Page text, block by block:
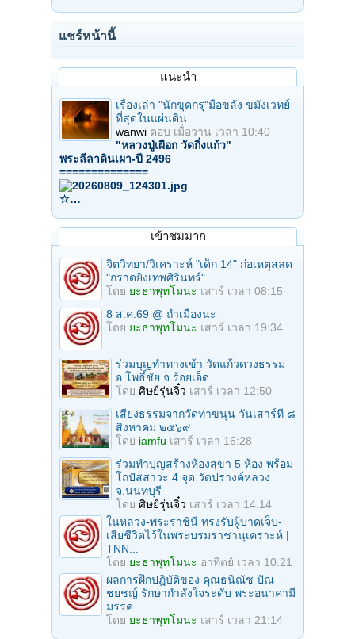
แชร์หน้านี้
แนะนำ
เรื่องเล่า "นักขุดกรุ"มือขลัง ขมังเวทย์
ที่สุดในแผ่นดิน
wanwi ตอบ เมื่อวาน เวลา 10:40
"หลวงปู่เผือก วัดกิ่งแก้ว"
พระลีลาดินเผา-ปี 2496
==============
☆…
เข้าชมมาก
จิตวิทยา/วิเคราะห์ "เด็ก 14" ก่อเหตุสลด
"กราดยิงเทพศิรินทร์"
โดย ยะธาพุทโมนะ เสาร์ เวลา 08:15
8 ส.ค.69 @ ถ้ำเมืองนะ
โดย ยะธาพุทโมนะ เสาร์ เวลา 19:34
ร่วมบุญทําทางเข้า วัดแก้วดวงธรรม
อ.โพธิ์ชัย จ.ร้อยเอ็ด
โดย ศิษย์รุ่นจิ๋ว เสาร์ เวลา 12:50
เสียงธรรมจากวัดท่าขนุน วันเสาร์ที่ ๘
สิงหาคม ๒๕๖๙
โดย iamfu เสาร์ เวลา 16:28
ร่วมทําบุญสร้างห้องสุขา 5 ห้อง พร้อม
โถปัสสาวะ 4 จุด วัดปรางค์หลวง
จ.นนทบุรี
โดย ศิษย์รุ่นจิ๋ว เสาร์ เวลา 14:14
ในหลวง-พระราชินี ทรงรับผู้บาดเจ็บ-
เสียชีวิตไว้ในพระบรมราชานุเคราะห์ |
TNN...
โดย ยะธาพุทโมนะ อาทิตย์ เวลา 10:21
ผลการฝึกปฎิบัติของ คุณธนิณัช ปัณ
ชยชญ์ รักษากำลังใจระดับ พระอนาคามี
มรรค
โดย ยะธาพุทโมนะ เสาร์ เวลา 21:14